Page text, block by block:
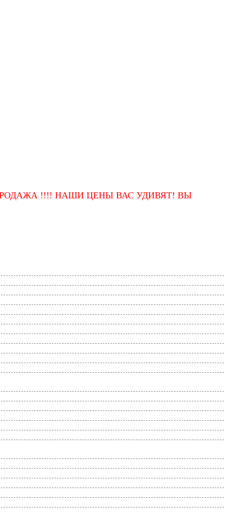
!!!! НАШИ ЦЕНЫ ВАС УДИВЯТ! ВЫСОКОЕ